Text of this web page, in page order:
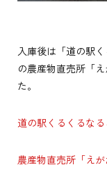
入庫後は「道の駅
の農産物直売所「
た。
道の駅くるくるな
農産物直売所「え